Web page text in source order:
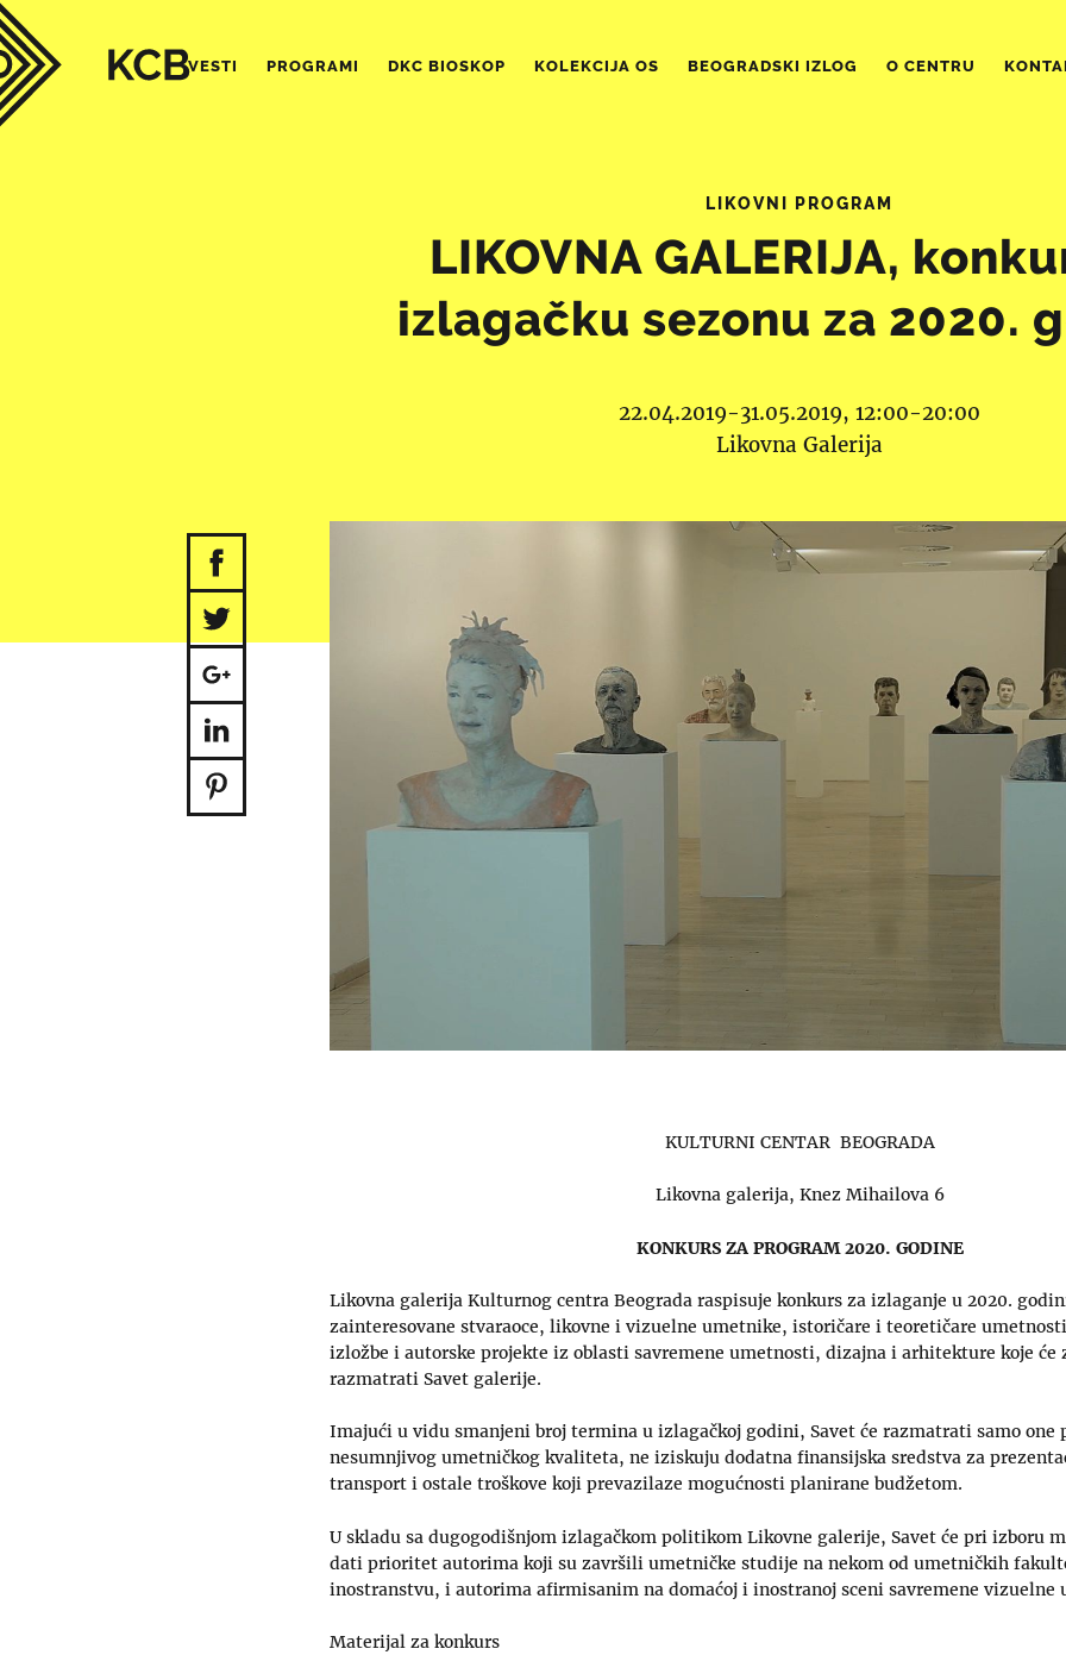
VESTI PROGRAMI DKC BIOSKOP KOLEKCIJA OS BEOGRADSKI IZLOG O CENTRU
LIKOVNI PROGRAM
LIKOVNA GALERIJA,
izlagačku sezonu za 2020.
22.04.2019-31.05.2019, 12:00-20:00
Likovna Galerija
KULTURNI CENTAR BEOGRADA
Likovna galerija, Knez Mihailova 6
KONKURS ZA PROGRAM 2020. GODINE
Likovna galerija Kulturnog centra Beograda raspisuje konkurs za izlaganje u 2020.
zainteresovane stvaraoce, likovne i vizuelne umetnike, istoričare i teoretičare
izložbe i autorske projekte iz oblasti savremene umetnosti, dizajna i arhitekture koje će
razmatrati Savet galerije.
Imajući u vidu smanjeni broj termina u izlagačkoj godini, Savet će razmatrati samo one
nesumnjivog umetničkog kvaliteta, ne iziskuju dodatna finansijska sredstva za
transport i ostale troškove koji prevazilaze mogućnosti planirane budžetom.
U skladu sa dugogodišnjom izlagačkom politikom Likovne galerije, Savet će pri izboru
dati prioritet autorima koji su završili umetničke studije na nekom od umetničkih
inostranstvu, i autorima afirmisanim na domaćoj i inostranoj sceni savremene vizuelne
Materijal za konkurs